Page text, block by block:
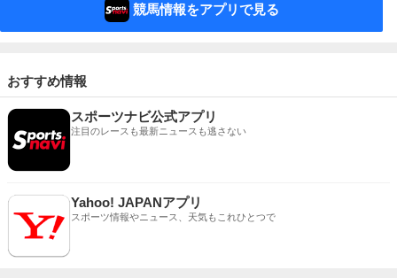
競馬情報をアプリで見る
おすすめ情報
スポーツナビ公式アプリ
注目のレースも最新ニュースも逃さない
Yahoo! JAPANアプリ
スポーツ情報やニュース、天気もこれひとつで